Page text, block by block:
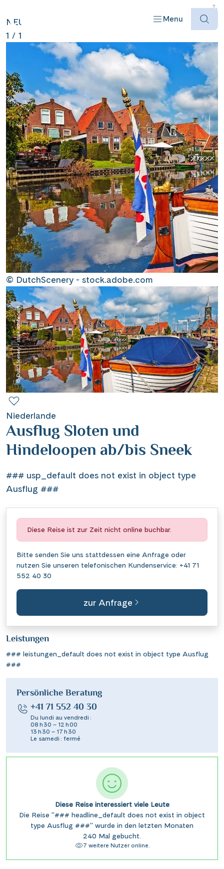
Menu
Offres
Destinations
Bateaux
Informations
Contact
Mentions légales
Contact professionnel
Hotline +41 71 552 40 30CH|DE
NEU
1 / 1
© DutchScenery - stock.adobe.com
© DutchScenery - stock.adobe.com
Niederlande
Ausflug Sloten und
Hindeloopen ab/bis Sneek
### usp_default does not exist in object type
Ausflug ###
Diese Reise ist zur Zeit nicht online buchbar.
Bitte senden Sie uns stattdessen eine Anfrage oder
nutzen Sie unseren telefonischen Kundenservice: +41 71
552 40 30
zur Anfrage
Leistungen
### leistungen_default does not exist in object type Ausflug
###
Persönliche Beratung
+41 71 552 40 30
Du lundi au vendredi :
08 h 30 – 12 h 00
13 h 30 – 17 h 30
Le samedi : fermé
Diese Reise interessiert viele Leute
Die Reise "### headline_default does not exist in object
type Ausflug ###" wurde in den letzten Monaten
240 Mal gebucht.
7 weitere Nutzer online.